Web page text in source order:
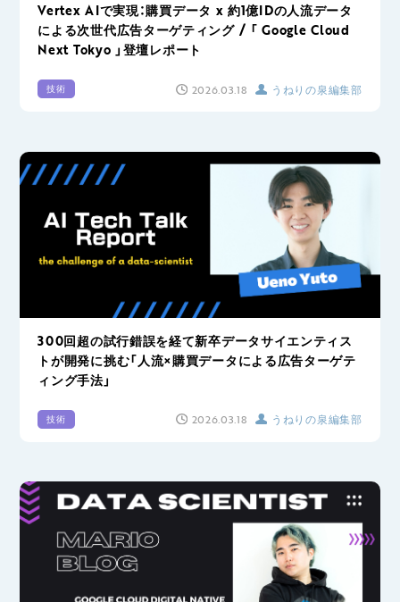
Vertex AIで実現：購買データ x 約1億IDの人流データ
による次世代広告ターゲティング / 「 Google Cloud
Next Tokyo 」登壇レポート
技術 2026.03.18 うねりの泉編集部
300回超の試行錯誤を経て新卒データサイエンティス
トが開発に挑む「人流×購買データによる広告ターゲテ
ィング手法」
技術 2026.03.18 うねりの泉編集部